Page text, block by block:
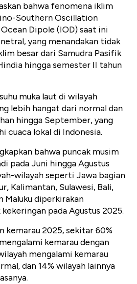
bahwa fenomena iklim
Southern Oscillation
Dipole (IOD) saat ini
yang menandakan tidak
besar dari Samudra Pasifik
hingga semester II tahun
muka laut di wilayah
lebih hangat dari normal dan
hingga September, yang
cuaca lokal di Indonesia.
bahwa puncak musim
pada Juni hingga Agustus
wilayah seperti Jawa bagian
Kalimantan, Sulawesi, Bali,
Maluku diperkirakan
pada Agustus 2025.
kemarau 2025, sekitar 60%
kemarau dengan
mengalami kemarau
dan 14% wilayah lainnya